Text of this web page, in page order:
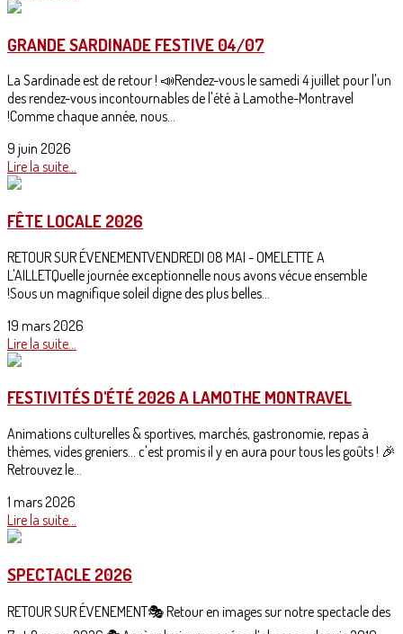
GRANDE SARDINADE FESTIVE 04/07
La Sardinade est de retour ! 📣Rendez-vous le samedi 4 juillet pour l'un
des rendez-vous incontournables de l'été à Lamothe-Montravel
!Comme chaque année, nous...
9 juin 2026
Lire la suite...
FÊTE LOCALE 2026
RETOUR SUR ÉVENEMENTVENDREDI 08 MAI - OMELETTE A
L'AILLETQuelle journée exceptionnelle nous avons vécue ensemble
!Sous un magnifique soleil digne des plus belles...
19 mars 2026
Lire la suite...
FESTIVITÉS D'ÉTÉ 2026 A LAMOTHE MONTRAVEL
Animations culturelles & sportives, marchés, gastronomie, repas à
thèmes, vides greniers... c'est promis il y en aura pour tous les goûts ! 🎉
Retrouvez le...
1 mars 2026
Lire la suite...
SPECTACLE 2026
RETOUR SUR ÉVENEMENT🎭 Retour en images sur notre spectacle des